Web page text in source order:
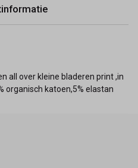
all over kleine bladeren print ,in
organisch katoen,5% elastan